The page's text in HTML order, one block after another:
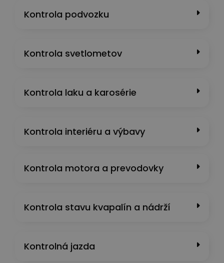
Kontrola podvozku
Kontrola svetlometov
Kontrola laku a karosérie
Kontrola interiéru a výbavy
Kontrola motora a prevodovky
Kontrola stavu kvapalín a nádrží
Kontrolná jazda